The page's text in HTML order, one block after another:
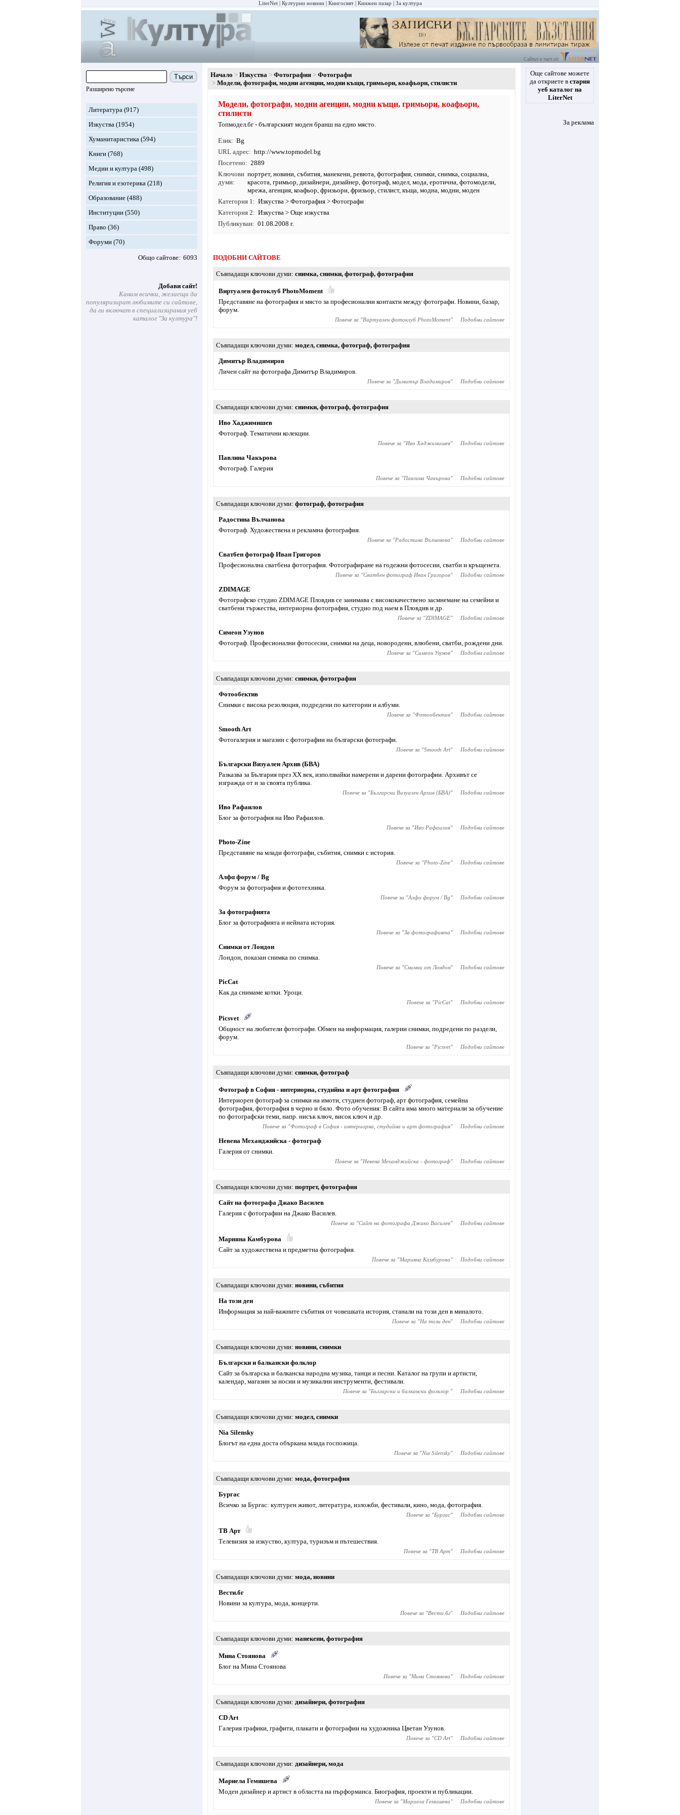
LiterNet Културни новини Книгосвят Книжен пазар За култура
Сайтът е част от
Търси
Разширено търсене
Литература (917)
Изкуства (1954)
Хуманитаристика (594)
Книги (768)
Медии и култура (498)
Религия и езотерика (218)
Образование (488)
Институции (550)
Право (36)
Форуми (70)
Общо сайтове 6093
Добави сайт!
Каним всички, желаещи да
популяризират любимите си сайтове,
да ги включат в специализирания уеб
каталог "За култура"!
Начало Изкуства Фотография
Фотографи
Модели, фотографи, модни агенции, модни къщи, гримьори, коафьори, стилисти
Модели, фотографи, модни агенции, модни къщи, гримьори, коафьори,
стилисти
Топмодел.бг - българският моден бранш на едно място.
Език
Bg
URL адрес
http://www.topmodel.bg
Посетено
2889
Ключови
думи
портрет, новини, събития, манекени, ревюта, фотография, снимки, снимка, социална,
красота, гримьор, дизайнери, дизайнер, фотограф, модел, мода, еротична, фотомодели,
мрежа, агенция, коафьор, фризьори, фризьор, стилист, къща, модна, модни, моден
Категория 1
Изкуства > Фотография > Фотографи
Категория 2
Изкуства > Още изкуства
Публикуван
01.08.2008 г.
ПОДОБНИ САЙТОВЕ
Съвпадащи ключови думи снимка, снимки, фотограф, фотография
Bиртуален фотоклуб PhotoMoment
Представяне на фотография и място за професионални контакти между фотографи. Новини, базар,
форум.
Повече за "Bиртуален фотоклуб PhotoMoment" Подобни сайтове
Съвпадащи ключови думи модел, снимка, фотограф, фотография
Димитър Владимиров
Личен сайт на фотографа Димитър Владимиров.
Повече за "Димитър Владимиров" Подобни сайтове
Съвпадащи ключови думи снимки, фотограф, фотография
Иво Хаджимишев
Фотограф. Тематични колекции.
Повече за "Иво Хаджимишев" Подобни сайтове
Павлина Чакърова
Фотограф. Галерия
Повече за "Павлина Чакърова" Подобни сайтове
Съвпадащи ключови думи фотограф, фотография
Радостина Вълчанова
Фотограф. Художествена и рекламна фотография.
Повече за "Радостина Вълчанова" Подобни сайтове
Сватбен фотограф Иван Григоров
Професионална сватбена фотография. Фотографиране на годежни фотосесии, сватби и кръщенета.
Повече за "Сватбен фотограф Иван Григоров" Подобни сайтове
ZDIMAGE
Фотографско студио ZDIMAGE Пловдив се занимава с висококачествено засмнемане на семейни и
сватбени тържества, интериорна фотография, студио под наем в Пловдив и др.
Повече за "ZDIMAGE" Подобни сайтове
Симеон Узунов
Фотограф. Професионални фотосесии, снимки на деца, новородени, влюбени, сватби, рождени дни.
Повече за "Симеон Узунов" Подобни сайтове
Съвпадащи ключови думи снимки, фотография
Фотообектив
Снимки с висока резолюция, подредени по категории и албуми.
Повече за "Фотообектив" Подобни сайтове
Smooth Art
Фотогалерия и магазин с фотографии на български фотографи.
Повече за "Smooth Art" Подобни сайтове
Български Визуален Архив (БВА)
Разказва за България през XX век, използвайки намерени и дарени фотографии. Архивът се
изгражда от и за своята публика.
Повече за "Български Визуален Архив (БВА)" Подобни сайтове
Иво Рафаилов
Блог за фотография на Иво Рафаилов.
Повече за "Иво Рафаилов" Подобни сайтове
Photo-Zine
Представяне на млади фотографи, събития, снимки с история.
Повече за "Photo-Zine" Подобни сайтове
Алфα форум / Bg
Форум за фотография и фототехника.
Повече за "Алфα форум / Bg" Подобни сайтове
За фотографията
Блог за фотографията и нейната история.
Повече за "За фотографията" Подобни сайтове
Снимки от Лондон
Лондон, показан снимка по снимка.
Повече за "Снимки от Лондон" Подобни сайтове
PicCat
Как да снимаме котки. Уроци.
Повече за "PicCat" Подобни сайтове
Picsvet
Общност на любители фотографи. Обмен на информация, галерии снимки, подредени по раздели,
форум.
Повече за "Picsvet" Подобни сайтове
Съвпадащи ключови думи снимки, фотограф
Фотограф в София - интериорна, студийна и арт фотография
Интериорен фотограф за снимки на имоти, студиен фотограф, арт фотография, семейна
фотография, фотография в черно и бяло. Фото обучения: В сайта има много материали за обучение
по фотографски теми, напр. нисък ключ, висок ключ и др.
Повече за "Фотограф в София - интериорна, студийна и арт фотография" Подобни сайтове
Невена Механджийска - фотограф
Галерия от снимки.
Повече за "Невена Механджийска - фотограф" Подобни сайтове
Съвпадащи ключови думи портрет, фотография
Сайт на фотографа Джако Василев
Галерия с фотографии на Джако Василев.
Повече за "Сайт на фотографа Джако Василев" Подобни сайтове
Марияна Камбурова
Сайт за художествена и предметна фотография.
Повече за "Марияна Камбурова" Подобни сайтове
Съвпадащи ключови думи новини, събития
На този ден
Информация за най-важните събития от човешката история, станали на този ден в миналото.
Повече за "На този ден" Подобни сайтове
Съвпадащи ключови думи новини, снимки
Български и балкански фолклор
Сайт за българска и балканска народна музика, танци и песни. Каталог на групи и артисти,
календар, магазин за носии и музикални инструменти, фестивали.
Повече за "Български и балкански фолклор " Подобни сайтове
Съвпадащи ключови думи модел, снимки
Nia Silensky
Блогът на една доста объркана млада госпожица.
Повече за "Nia Silensky" Подобни сайтове
Съвпадащи ключови думи мода, фотография
Бургас
Всичко за Бургас: културен живот, литература, изложби, фестивали, кино, мода, фотография.
Повече за "Бургас" Подобни сайтове
ТВ Арт
Телевизия за изкуство, култура, туризъм и пътешествия.
Повече за "ТВ Арт" Подобни сайтове
Съвпадащи ключови думи мода, новини
Вести.бг
Новини за култура, мода, концерти.
Повече за "Вести.бг" Подобни сайтове
Съвпадащи ключови думи манекени, фотография
Мина Стоянова
Блог на Мина Стоянова
Повече за "Мина Стоянова" Подобни сайтове
Съвпадащи ключови думи дизайнери, фотография
CD Art
Галерия графики, графити, плакати и фотографии на художника Цветан Узунов.
Повече за "CD Art" Подобни сайтове
Съвпадащи ключови думи дизайнери, мода
Мариела Гемишева
Моден дизайнер и артист в областта на пърформанса. Биография, проекти и публикации.
Повече за "Мариела Гемишева" Подобни сайтове
Още сайтове можете
да откриете в стария
уеб каталог на
LiterNet
За реклама